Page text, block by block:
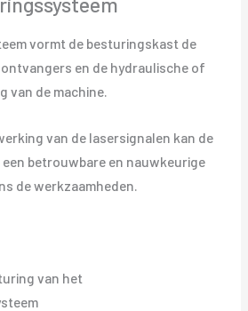
vormt de besturingskast de
en de hydraulische of
van de machine.
van de lasersignalen kan de
betrouwbare en nauwkeurige
de werkzaamheden.
van het